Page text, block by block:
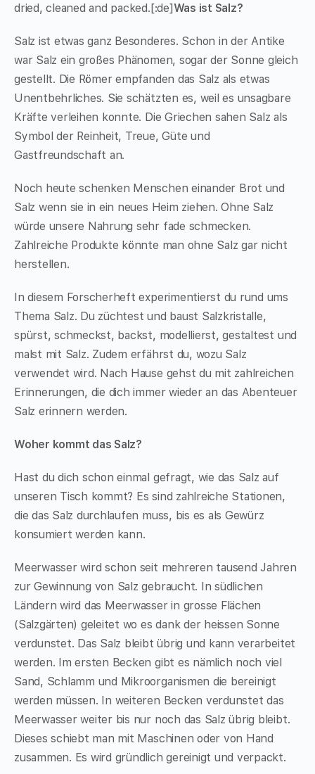
dried, cleaned and packed.[:de]Was ist Salz?
Salz ist etwas ganz Besonderes. Schon in der Antike
war Salz ein großes Phänomen, sogar der Sonne gleich
gestellt. Die Römer empfanden das Salz als etwas
Unentbehrliches. Sie schätzten es, weil es unsagbare
Kräfte verleihen konnte. Die Griechen sahen Salz als
Symbol der Reinheit, Treue, Güte und
Gastfreundschaft an.
Noch heute schenken Menschen einander Brot und
Salz wenn sie in ein neues Heim ziehen. Ohne Salz
würde unsere Nahrung sehr fade schmecken.
Zahlreiche Produkte könnte man ohne Salz gar nicht
herstellen.
In diesem Forscherheft experimentierst du rund ums
Thema Salz. Du züchtest und baust Salzkristalle,
spürst, schmeckst, backst, modellierst, gestaltest und
malst mit Salz. Zudem erfährst du, wozu Salz
verwendet wird. Nach Hause gehst du mit zahlreichen
Erinnerungen, die dich immer wieder an das Abenteuer
Salz erinnern werden.
Woher kommt das Salz?
Hast du dich schon einmal gefragt, wie das Salz auf
unseren Tisch kommt? Es sind zahlreiche Stationen,
die das Salz durchlaufen muss, bis es als Gewürz
konsumiert werden kann.
Meerwasser wird schon seit mehreren tausend Jahren
zur Gewinnung von Salz gebraucht. In südlichen
Ländern wird das Meerwasser in grosse Flächen
(Salzgärten) geleitet wo es dank der heissen Sonne
verdunstet. Das Salz bleibt übrig und kann verarbeitet
werden. Im ersten Becken gibt es nämlich noch viel
Sand, Schlamm und Mikroorganismen die bereinigt
werden müssen. In weiteren Becken verdunstet das
Meerwasser weiter bis nur noch das Salz übrig bleibt.
Dieses schiebt man mit Maschinen oder von Hand
zusammen. Es wird gründlich gereinigt und verpackt.